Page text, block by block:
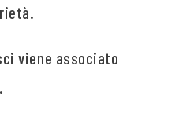
viene associato